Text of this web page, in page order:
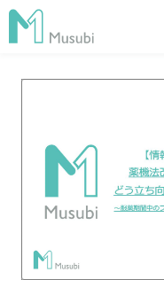
経営管理
AI在庫管理
サポート・価格